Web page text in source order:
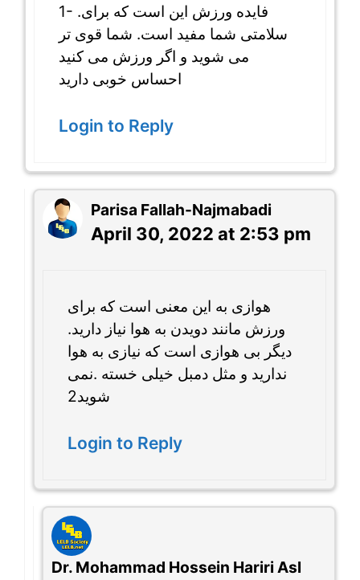
1- .فایده ورزش این است که برای
سلامتی شما مفید است. شما قوی تر
می شوید و اگر ورزش می کنید
احساس خوبی دارید
Login to Reply
Parisa Fallah-Najmabadi
April 30, 2022 at 2:53 pm
هوازی به این معنی است که برای
ورزش مانند دویدن به هوا نیاز دارید.
دیگر بی هوازی است که نیازی به هوا
ندارید و مثل دمبل خیلی خسته .نمی
شوید2
Login to Reply
Dr. Mohammad Hossein Hariri Asl